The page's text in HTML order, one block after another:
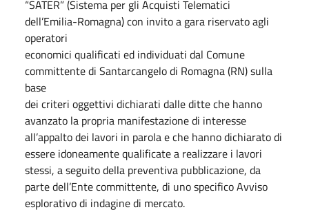
“SATER” (Sistema per gli Acquisti Telematici
dell’Emilia-Romagna) con invito a gara riservato agli
operatori
economici qualificati ed individuati dal Comune
committente di Santarcangelo di Romagna (RN) sulla
base
dei criteri oggettivi dichiarati dalle ditte che hanno
avanzato la propria manifestazione di interesse
all’appalto dei lavori in parola e che hanno dichiarato di
essere idoneamente qualificate a realizzare i lavori
stessi, a seguito della preventiva pubblicazione, da
parte dell’Ente committente, di uno specifico Avviso
esplorativo di indagine di mercato.